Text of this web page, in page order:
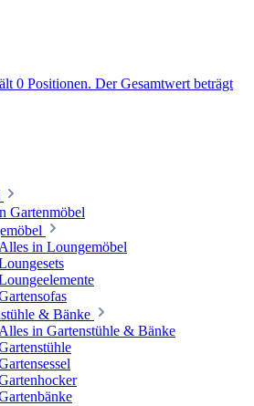
0 Positionen. Der Gesamtwert beträgt
Gartenmöbel
Alles in Loungemöbel
& Bänke
Alles in Gartenstühle & Bänke